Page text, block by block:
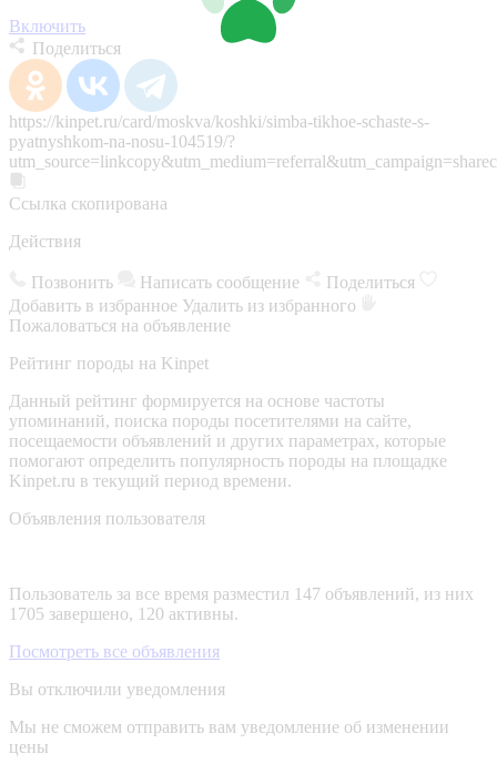
Включить
Поделиться
https://kinpet.ru/card/moskva/koshki/simba-tikhoe-schaste-s-
pyatnyshkom-na-nosu-104519/?
Ссылка скопирована
Действия
Позвонить Написать сообщение
Поделиться
Добавить в избранное Удалить из избранного
Пожаловаться на объявление
Рейтинг породы на Kinpet
Данный рейтинг формируется на основе частоты
упоминаний, поиска породы посетителями на сайте,
посещаемости объявлений и других параметрах, которые
помогают определить популярность породы на площадке
Kinpet.ru в текущий период времени.
Объявления пользователя
Пользователь за все время разместил 147 объявлений, из них
1705 завершено, 120 активны.
Посмотреть все объявления
Вы отключили уведомления
Мы не сможем отправить вам уведомление об изменении
цены